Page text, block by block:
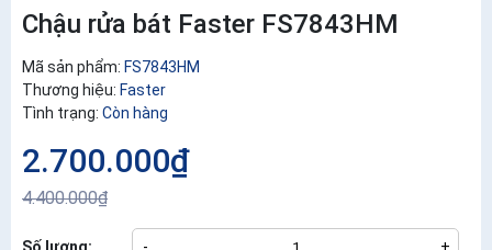
Chậu rửa bát Faster FS7843HM
Mã sản phẩm: FS7843HM
Thương hiệu: Faster
Tình trạng: Còn hàng
2.700.000₫
4.400.000₫
Số lượng: - +